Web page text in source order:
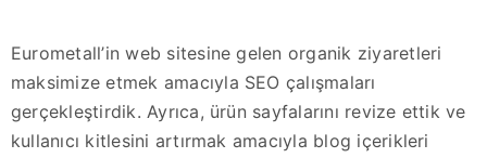
Eurometall’in web sitesine gelen organik ziyaretleri
maksimize etmek amacıyla SEO çalışmaları
gerçekleştirdik. Ayrıca, ürün sayfalarını revize ettik ve
kullanıcı kitlesini artırmak amacıyla blog içerikleri